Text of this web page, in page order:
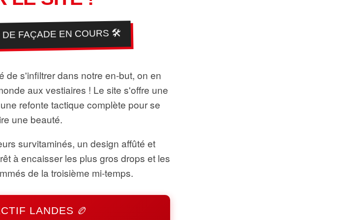
FAÇADE EN COURS 🛠️
de s'infiltrer dans notre en-but, on en
aux vestiaires ! Le site s'offre une
refonte tactique complète pour se
une beauté.
survitaminés, un design affûté et
à encaisser les plus gros drops et les
de la troisième mi-temps.
LANDES 🏉